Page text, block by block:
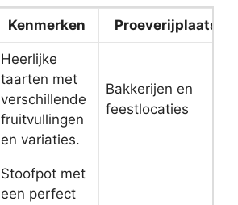
Kenmerken Proeverijplaats
Heerlijke
taarten met
verschillende
fruitvullingen
en variaties.
Bakkerijen en
feestlocaties
Stoofpot met
een perfect